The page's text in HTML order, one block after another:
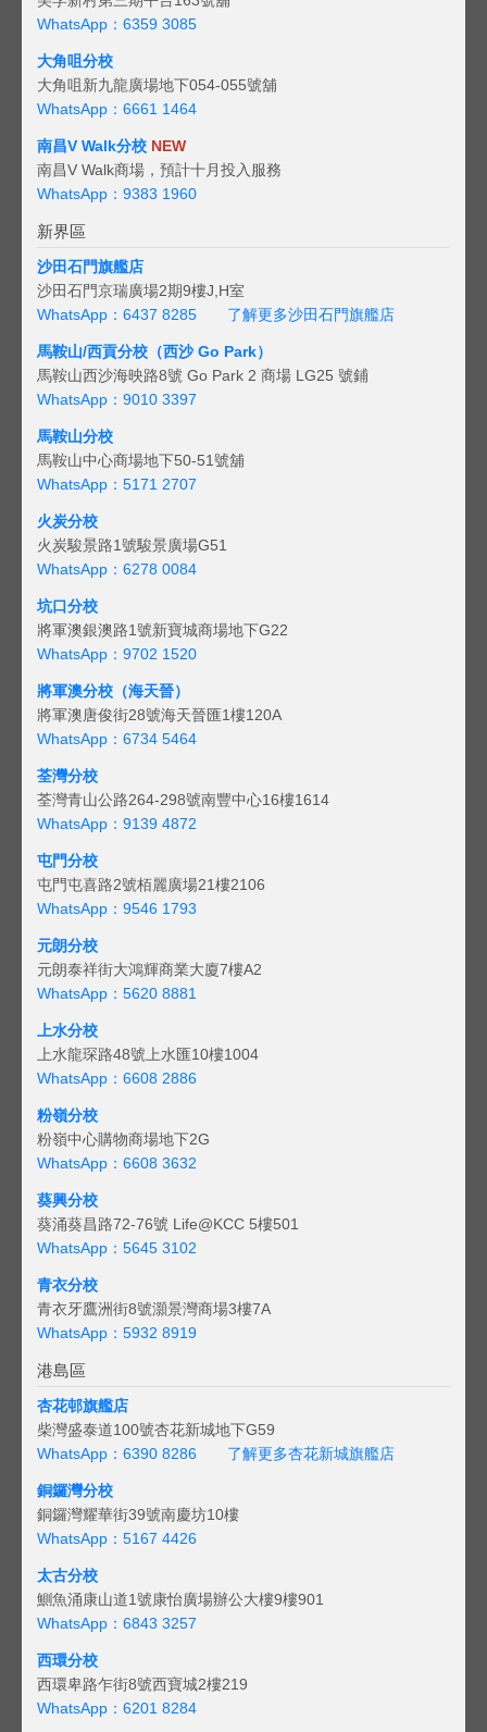
WhatsApp：6359 3085
大角咀分校
大角咀新九龍廣場地下054-055號舖
WhatsApp：6661 1464
南昌V Walk分校 NEW
南昌V Walk商場，預計十月投入服務
WhatsApp：9383 1960
新界區
沙田石門旗艦店
沙田石門京瑞廣場2期9樓J,H室
WhatsApp：6437 8285
了解更多沙田石門旗艦店
馬鞍山/西貢分校（西沙 Go Park）
馬鞍山西沙海映路8號 Go Park 2 商場 LG25 號鋪
WhatsApp：9010 3397
馬鞍山分校
馬鞍山中心商場地下50-51號舖
WhatsApp：5171 2707
火炭分校
火炭駿景路1號駿景廣場G51
WhatsApp：6278 0084
坑口分校
將軍澳銀澳路1號新寶城商場地下G22
WhatsApp：9702 1520
將軍澳分校（海天晉）
將軍澳唐俊街28號海天晉匯1樓120A
WhatsApp：6734 5464
荃灣分校
荃灣青山公路264-298號南豐中心16樓1614
WhatsApp：9139 4872
屯門分校
屯門屯喜路2號栢麗廣場21樓2106
WhatsApp：9546 1793
元朗分校
元朗泰祥街大鴻輝商業大廈7樓A2
WhatsApp：5620 8881
上水分校
上水龍琛路48號上水匯10樓1004
WhatsApp：6608 2886
粉嶺分校
粉嶺中心購物商場地下2G
WhatsApp：6608 3632
葵興分校
葵涌葵昌路72-76號 Life@KCC 5樓501
WhatsApp：5645 3102
青衣分校
青衣牙鷹洲街8號灝景灣商場3樓7A
WhatsApp：5932 8919
港島區
杏花邨旗艦店
柴灣盛泰道100號杏花新城地下G59
WhatsApp：6390 8286
了解更多杏花新城旗艦店
銅鑼灣分校
銅鑼灣耀華街39號南慶坊10樓
WhatsApp：5167 4426
太古分校
鰂魚涌康山道1號康怡廣場辦公大樓9樓901
WhatsApp：6843 3257
西環分校
西環卑路乍街8號西寶城2樓219
WhatsApp：6201 8284